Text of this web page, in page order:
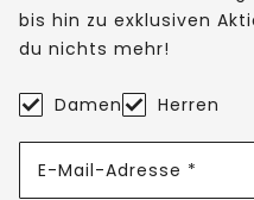
bis hin zu exklusiven
du nichts mehr!
Damen Herren
E-Mail-Adresse *